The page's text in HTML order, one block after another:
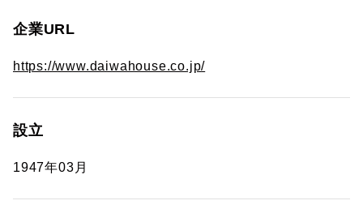
企業URL
https://www.daiwahouse.co.jp/
設立
1947年03月